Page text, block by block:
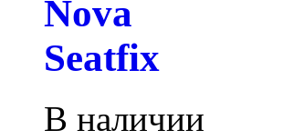
Nova
Seatfix
В наличии